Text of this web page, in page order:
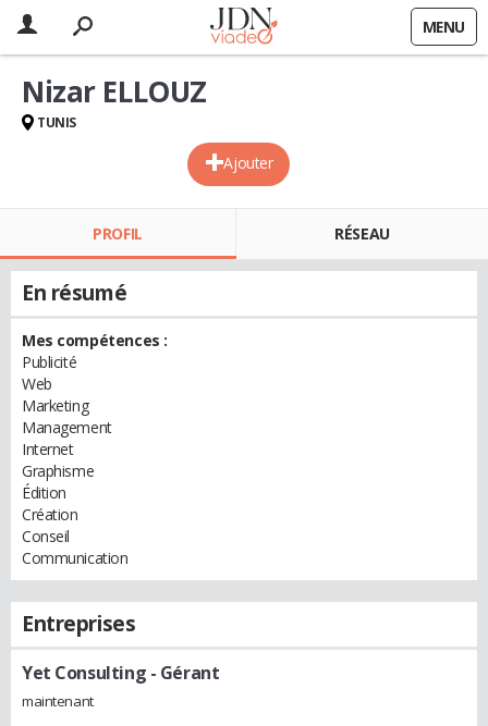
MENU
Ajouter
Nizar ELLOUZ
TUNIS
PROFIL RÉSEAU
En résumé
Mes compétences :
Publicité
Web
Marketing
Management
Internet
Graphisme
Édition
Création
Conseil
Communication
Entreprises
Yet Consulting - Gérant
maintenant